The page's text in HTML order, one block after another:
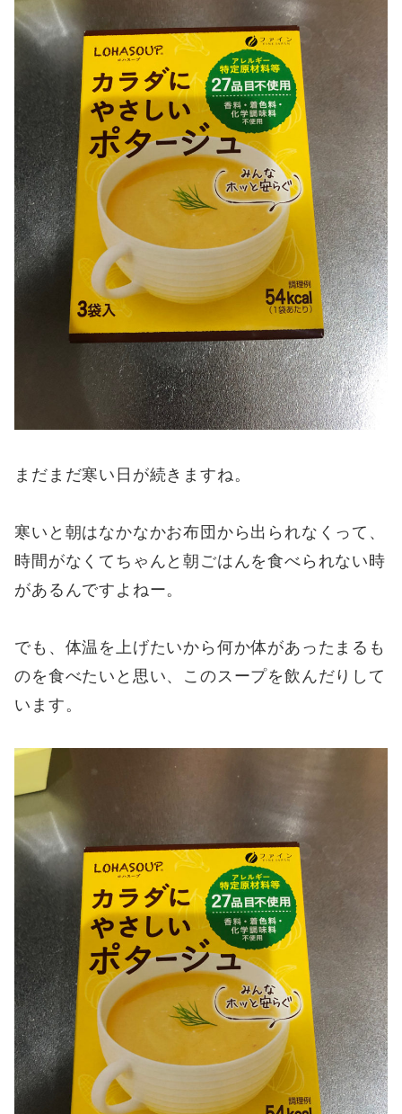
まだまだ寒い日が続きますね。
寒いと朝はなかなかお布団から出られなくって、
時間がなくてちゃんと朝ごはんを食べられない時
があるんですよねー。
でも、体温を上げたいから何か体があったまるも
のを食べたいと思い、このスープを飲んだりして
います。